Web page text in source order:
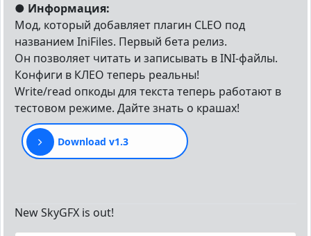
● Информация:
Мод, который добавляет плагин CLEO под
названием IniFiles. Первый бета релиз.
Он позволяет читать и записывать в INI-файлы.
Конфиги в КЛЕО теперь реальны!
Write/read опкоды для текста теперь работают в
тестовом режиме. Дайте знать о крашах!
Download v1.3
New SkyGFX is out!